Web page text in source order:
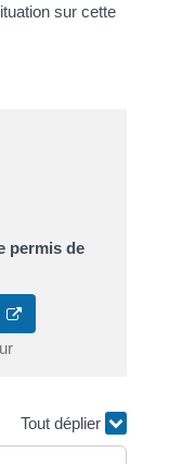
sur cette
permis de
Tout déplier